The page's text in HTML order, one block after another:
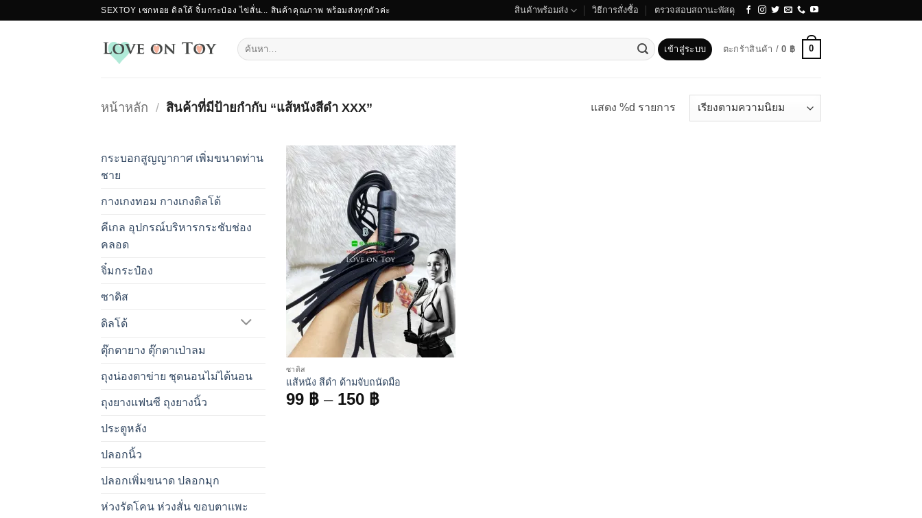
SEXTOY เซกทอย ดิลโด้ จิ๋มกระป๋อง ไข่สั่น... สินค้าคุณภาพ พร้อมส่งทุกตัวค่ะ สินค้าพร้อมส่ง วิธีการสั่งซื้อ ตรวจสอบสถานะพัสดุ
ค้นหา:
เข้าสู่ระบบ ตะกร้าสินค้า /0 ฿ 0
หน้าหลัก / สินค้าที่มีป้ายกำกับ “แส้หนังสีดำ XXX” แสดง %d รายการ
กระบอกสูญญากาศ เพิ่มขนาดท่าน
ชาย
กางเกงทอม กางเกงดิลโด้
คีเกล อุปกรณ์บริหารกระชับช่อง
คลอด
จิ๋มกระป๋อง
ซาดิส
ดิลโด้
ตุ๊กตายาง ตุ๊กตาเป่าลม
ถุงน่องตาข่าย ชุดนอนไม่ได้นอน
ถุงยางแฟนซี ถุงยางนิ้ว
ประตูหลัง
ปลอกนิ้ว
ปลอกเพิ่มขนาด ปลอกมุก
ห่วงรัดโคน ห่วงสั่น ขอบตาแพะ
ซาดิส
แส้หนัง สีดำ ด้ามจับถนัดมือ
99 ฿ – 150 ฿Price